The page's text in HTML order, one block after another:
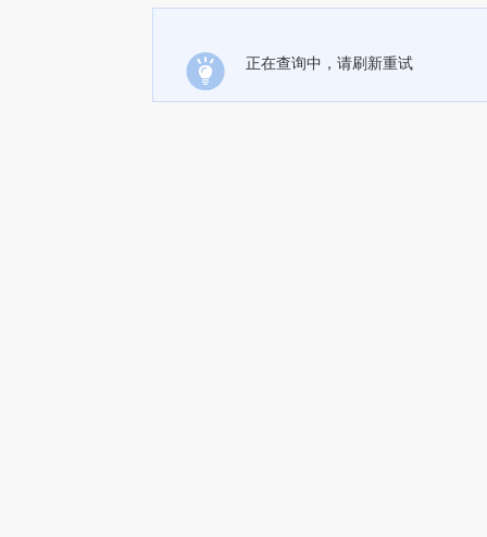
正在查询中，请刷新重试